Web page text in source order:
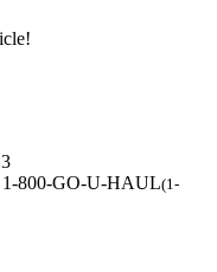
1-800-GO-U-HAUL(1-